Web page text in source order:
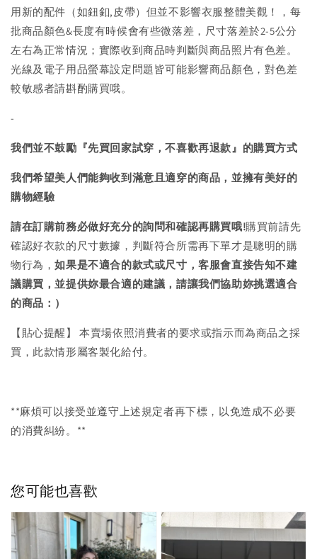
用新的配件（如鈕釦,皮帶）但並不影響衣服整體美觀！，每
批商品顏色&長度有時候會有些微落差，尺寸落差於2-5公分
左右為正常情況；實際收到商品時判斷與商品照片有色差。
光線及電子用品螢幕設定問題皆可能影響商品顏色，對色差
較敏感者請斟酌購買哦。
-
我們並不鼓勵『先買回家試穿，不喜歡再退款』的購買方式
我們希望美人們能夠收到滿意且適穿的商品，並擁有美好的
購物經驗
請在訂購前務必做好充分的詢問和確認再購買哦!購買前請先
確認好衣款的尺寸數據，判斷符合所需再下單才是聰明的購
物行為，如果是不適合的款式或尺寸，客服會直接告知不建
議購買，並提供妳最合適的建議，請讓我們協助妳挑選適合
的商品：）
【貼心提醒】 本賣場依照消費者的要求或指示而為商品之採
買，此款情形屬客製化給付。
**麻煩可以接受並遵守上述規定者再下標，以免造成不必要
的消費糾紛。**
您可能也喜歡